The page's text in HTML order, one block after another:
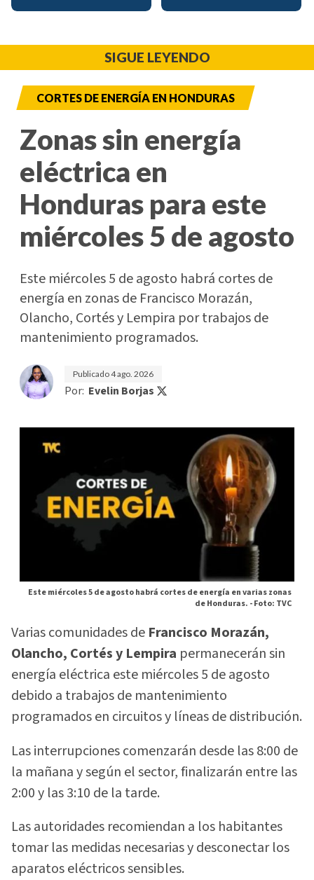
SIGUE LEYENDO
CORTES DE ENERGÍA EN HONDURAS
Zonas sin energía
eléctrica en
Honduras para este
miércoles 5 de agosto
Este miércoles 5 de agosto habrá cortes de
energía en zonas de Francisco Morazán,
Olancho, Cortés y Lempira por trabajos de
mantenimiento programados.
Publicado4 ago. 2026
Por: Evelin Borjas
Este miércoles 5 de agosto habrá cortes de energía en varias zonas
de Honduras. -Foto: TVC
Varias comunidades de Francisco Morazán,
Olancho, Cortés y Lempira permanecerán sin
energía eléctrica este miércoles 5 de agosto
debido a trabajos de mantenimiento
programados en circuitos y líneas de distribución.
Las interrupciones comenzarán desde las 8:00 de
la mañana y según el sector, finalizarán entre las
2:00 y las 3:10 de la tarde.
Las autoridades recomiendan a los habitantes
tomar las medidas necesarias y desconectar los
aparatos eléctricos sensibles.